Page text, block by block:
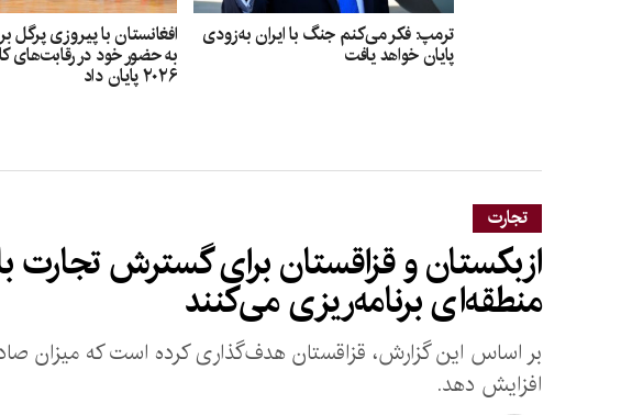
ترمپ: فکر می‌کنم جنگ با ایران به‌زودی
پایان خواهد یافت
افغانستان با پیروزی پرگل
به حضور خود در رقابت‌های
۲۰۲۶ پایان داد
تجارت
ازبکستان و قزاقستان برای گسترش تجارت
منطقه‌ای برنامه‌ریزی می‌کنند
افزایش دهد.